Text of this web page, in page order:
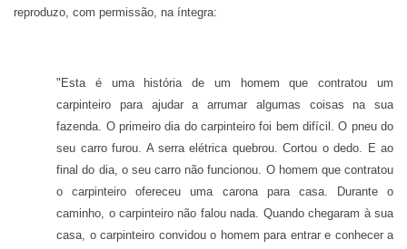
reproduzo, com permissão, na íntegra:
"Esta é uma história de um homem que contratou um
carpinteiro para ajudar a arrumar algumas coisas na sua
fazenda. O primeiro dia do carpinteiro foi bem difícil. O pneu do
seu carro furou. A serra elétrica quebrou. Cortou o dedo. E ao
final do dia, o seu carro não funcionou. O homem que contratou
o carpinteiro ofereceu uma carona para casa. Durante o
caminho, o carpinteiro não falou nada. Quando chegaram à sua
casa, o carpinteiro convidou o homem para entrar e conhecer a